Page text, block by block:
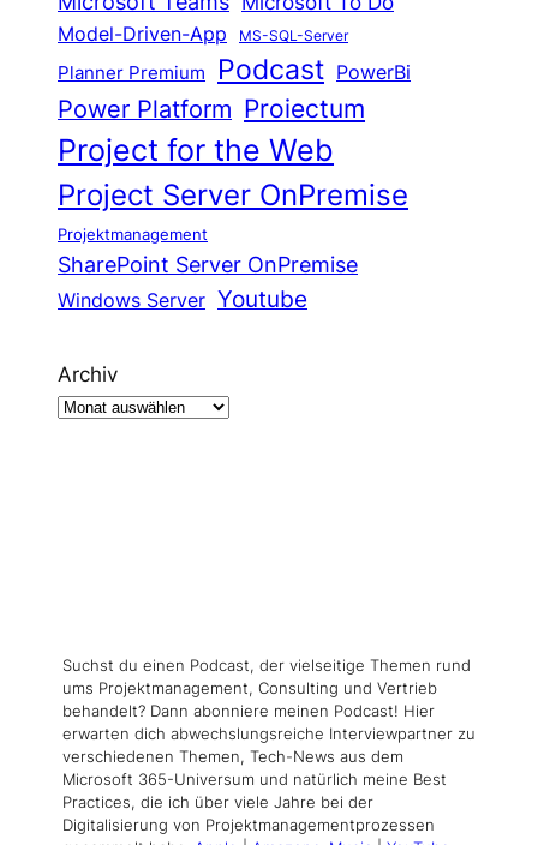
Model-Driven-App MS-SQL-Server
Planner Premium Podcast PowerBi
Power Platform Proiectum
Project for the Web
Project Server OnPremise
Projektmanagement
SharePoint Server OnPremise
Windows Server Youtube
Archiv
Suchst du einen Podcast, der vielseitige Themen rund
ums Projektmanagement, Consulting und Vertrieb
behandelt? Dann abonniere meinen Podcast! Hier
erwarten dich abwechslungsreiche Interviewpartner zu
verschiedenen Themen, Tech-News aus dem
Microsoft 365-Universum und natürlich meine Best
Practices, die ich über viele Jahre bei der
Digitalisierung von Projektmanagementprozessen